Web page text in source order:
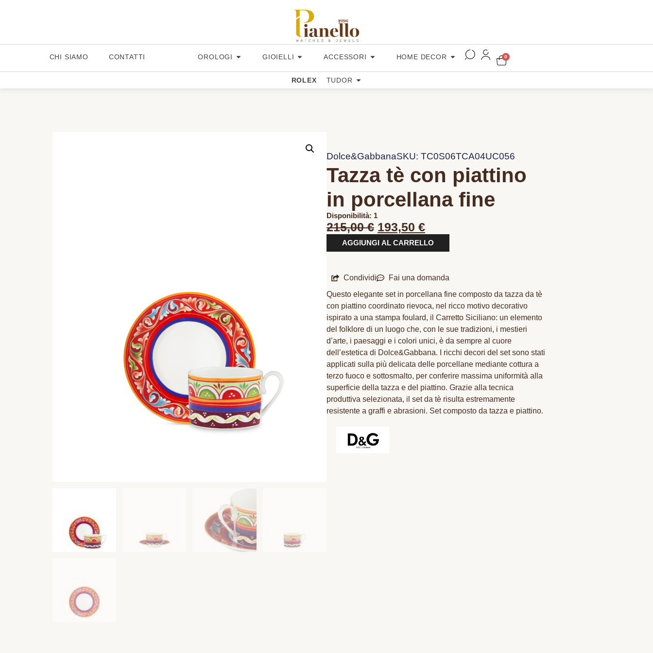
CHI SIAMO CONTATTI OROLOGI GIOIELLI ACCESSORI HOME DECOR 0
ROLEX TUDOR
Dolce&GabbanaSKU: TC0S06TCA04UC056
Tazza tè con piattino
in porcellana fine
Disponibilità: 1
215,00€ 193,50 €
AGGIUNGI AL CARRELLO
Condividi
Fai una domanda
Questo elegante set in porcellana fine composto da tazza da tè
con piattino coordinato rievoca, nel ricco motivo decorativo
ispirato a una stampa foulard, il Carretto Siciliano: un elemento
del folklore di un luogo che, con le sue tradizioni, i mestieri
d’arte, i paesaggi e i colori unici, è da sempre al cuore
dell’estetica di Dolce&Gabbana. I ricchi decori del set sono stati
applicati sulla più delicata delle porcellane mediante cottura a
terzo fuoco e sottosmalto, per conferire massima uniformità alla
superficie della tazza e del piattino. Grazie alla tecnica
produttiva selezionata, il set da tè risulta estremamente
resistente a graffi e abrasioni. Set composto da tazza e piattino.